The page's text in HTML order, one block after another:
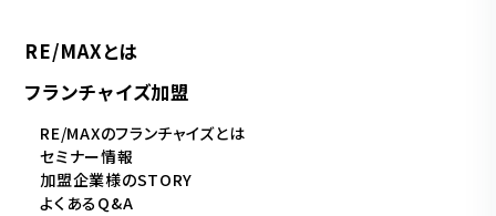
RE/MAXとは
フランチャイズ加盟
RE/MAXのフランチャイズとは
セミナー情報
加盟企業様のSTORY
よくあるQ&A